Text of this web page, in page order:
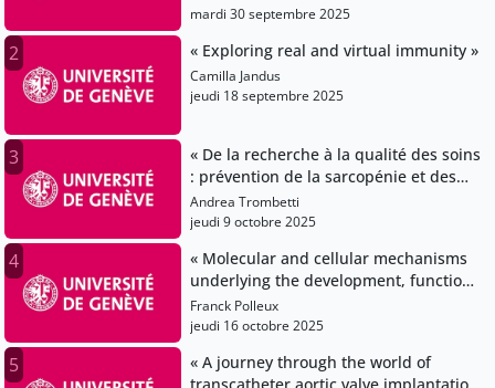
mardi 30 septembre 2025
2 « Exploring real and virtual immunity »
Camilla Jandus
jeudi 18 septembre 2025
3
« De la recherche à la qualité des soins
: prévention de la sarcopénie et des
chutes à Genève »
Andrea Trombetti
jeudi 9 octobre 2025
4
« Molecular and cellular mechanisms
underlying the development, function
and evolution of cortical circuits »
Franck Polleux
jeudi 16 octobre 2025
5
« A journey through the world of